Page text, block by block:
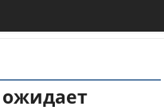
ожидает